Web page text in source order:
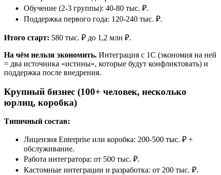
Обучение (2-3 группы): 40-80 тыс. ₽.
Поддержка первого года: 120-240 тыс. ₽.
Итого старт: 580 тыс. ₽ до 1,2 млн ₽.
На чём нельзя экономить. Интеграция с 1С (экономия на ней
= два источника «истины», которые будут конфликтовать) и
поддержка после внедрения.
Крупный бизнес (100+ человек, несколько
юрлиц, коробка)
Типичный состав:
Лицензия Enterprise или коробка: 200-500 тыс. ₽ +
обслуживание.
Работа интегратора: от 500 тыс. ₽.
Кастомные интеграции и разработка: от 200 тыс. ₽.